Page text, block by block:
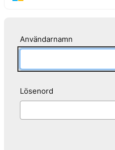
Användarnamn
Lösenord